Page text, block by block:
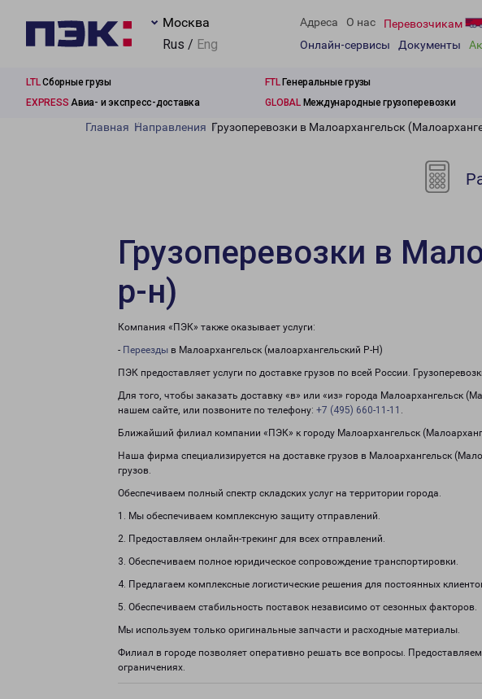
Москва
Rus / Eng
Адреса О нас Перевозчикам
Онлайн-сервисы
Документы
LTLСборные грузы FTLГенеральные грузы
EXPRESS Авиа- и экспресс-доставка GLOBALМеждународные грузоперевозки
Главная Направления Грузоперевозки в Малоархангельск
Грузоперевозки в
р-н)
Компания «ПЭК» также оказывает услуги:
- Переезды в Малоархангельск (малоархангельский Р-Н)
ПЭК предоставляет услуги по доставке грузов по всей России.
Для того, чтобы заказать доставку «в» или «из» города Малоархангельск
нашем сайте, или позвоните по телефону: +7 (495) 660-11-11 .
Ближайший филиал компании «ПЭК» к городу Малоархангельск
Наша фирма специализируется на доставке грузов в Малоархангельск
грузов.
Обеспечиваем полный спектр складских услуг на территории города.
1. Мы обеспечиваем комплексную защиту отправлений.
2. Предоставляем онлайн-трекинг для всех отправлений.
3. Обеспечиваем полное юридическое сопровождение транспортировки.
4. Предлагаем комплексные логистические решения для постоянных
5. Обеспечиваем стабильность поставок независимо от сезонных факторов.
Мы используем только оригинальные запчасти и расходные материалы.
Филиал в городе позволяет оперативно решать все вопросы.
ограничениях.